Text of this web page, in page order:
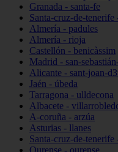
Granada - santa-fe
Santa-cruz-de-
Almería - padules
Almería - rioja
Castellón - benicàssim
Madrid - san-
Alicante - sant-joan-
Jaén - úbeda
Tarragona - ulldecona
Albacete -
A-coruña - arzúa
Asturias - llanes
Santa-cruz-de-tenerife
Ourense - ourense